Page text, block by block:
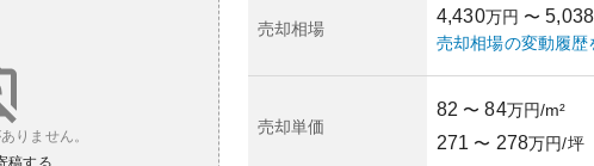
りません。
稿する
売却相場
4,430万円 〜 5,038
売却相場の変動履歴
売却単価
82 〜 84万円/m²
271 〜 278万円/坪